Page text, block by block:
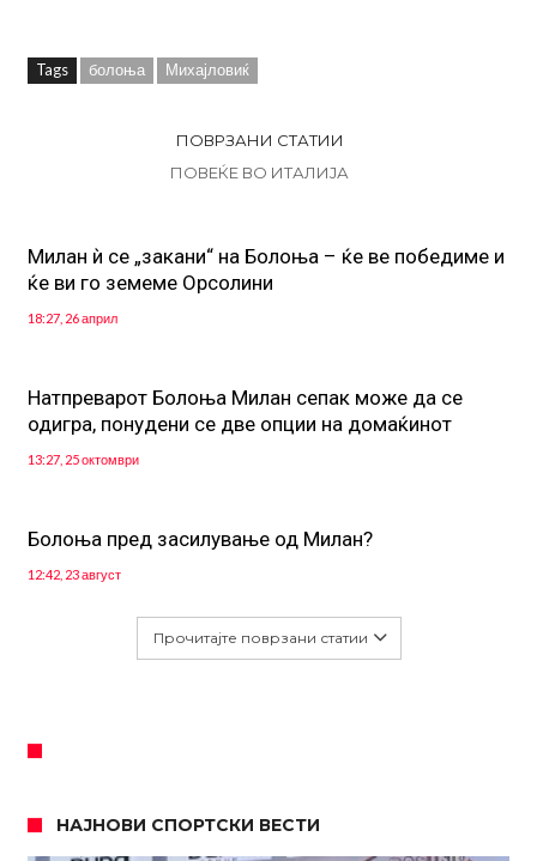
Tags болоња Михајловиќ
ПОВРЗАНИ СТАТИИ
ПОВЕЌЕ ВО ИТАЛИЈА
Милан ѝ се „закани“ на Болоња – ќе ве победиме и
ќе ви го земеме Орсолини
18:27, 26 април
Натпреварот Болоња Милан сепак може да се
одигра, понудени се две опции на домаќинот
13:27, 25 октомври
Болоња пред засилување од Милан?
12:42, 23 август
Прочитајте поврзани статии
НАЈНОВИ СПОРТСКИ ВЕСТИ